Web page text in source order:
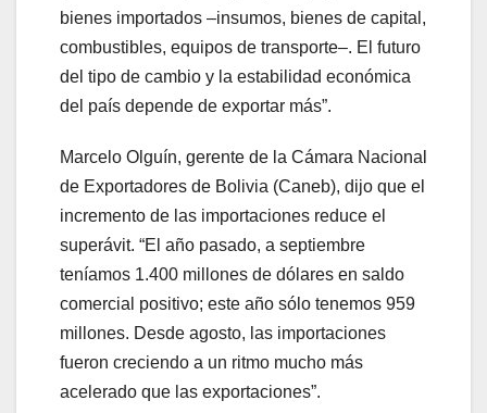
bienes importados –insumos, bienes de capital,
combustibles, equipos de transporte–. El futuro
del tipo de cambio y la estabilidad económica
del país depende de exportar más”.
Marcelo Olguín, gerente de la Cámara Nacional
de Exportadores de Bolivia (Caneb), dijo que el
incremento de las importaciones reduce el
superávit. “El año pasado, a septiembre
teníamos 1.400 millones de dólares en saldo
comercial positivo; este año sólo tenemos 959
millones. Desde agosto, las importaciones
fueron creciendo a un ritmo mucho más
acelerado que las exportaciones”.